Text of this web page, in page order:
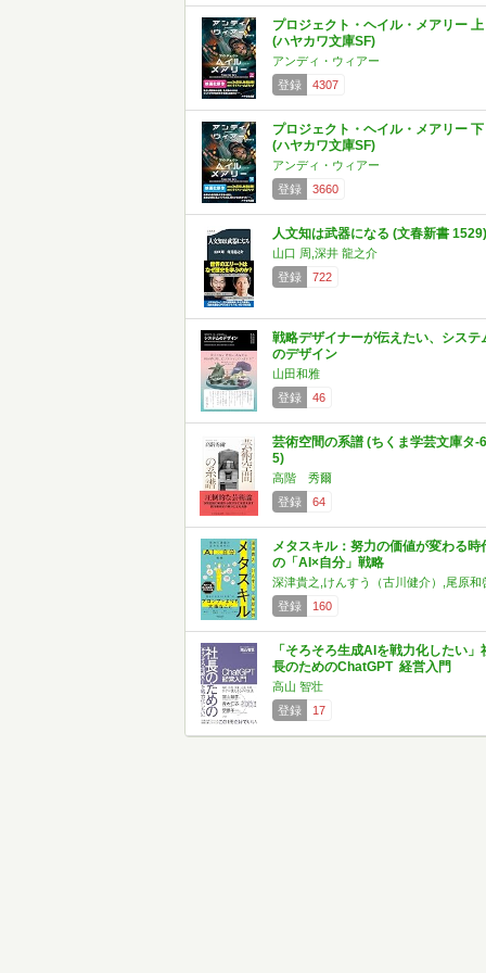
プロジェクト・ヘイル・メアリー 上
(ハヤカワ文庫SF)
アンディ・ウィアー
登録
4307
プロジェクト・ヘイル・メアリー 下
(ハヤカワ文庫SF)
アンディ・ウィアー
登録
3660
人文知は武器になる (文春新書 1529)
山口 周,深井 龍之介
登録
722
戦略デザイナーが伝えたい、システ
のデザイン
山田和雅
登録
46
芸術空間の系譜 (ちくま学芸文庫タ-
5)
高階 秀爾
登録
64
メタスキル：努力の価値が変わる時
の「AI×自分」戦略
深津貴之,けんすう（古川健介）,尾原和
登録
160
「そろそろ生成AIを戦力化したい」
長のためのChatGPT 経営入門
高山 智壮
登録
17